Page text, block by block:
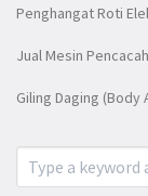
Penghangat Roti
Jual Mesin
Giling Daging (Body